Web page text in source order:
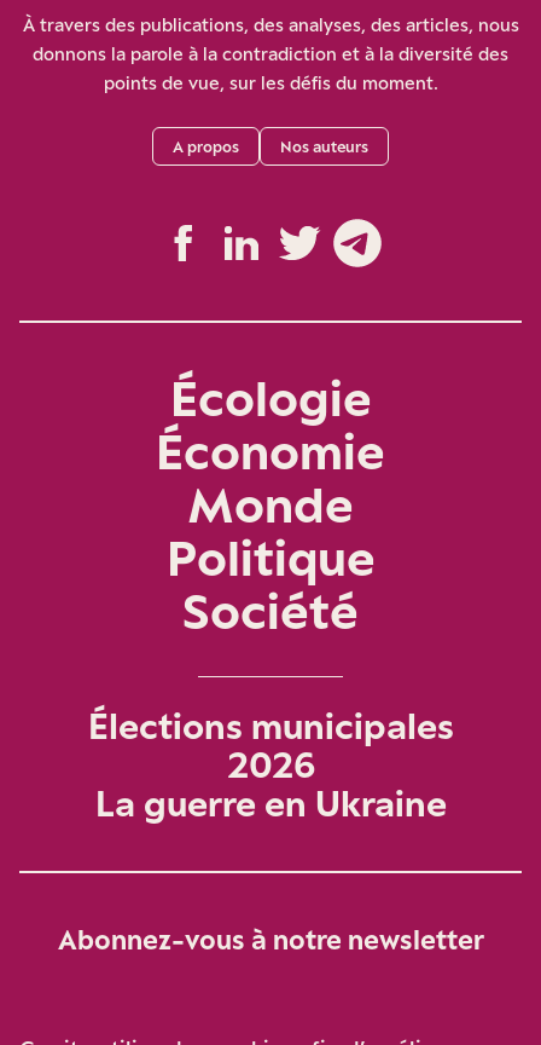
À travers des publications, des analyses, des articles, nous
donnons la parole à la contradiction et à la diversité des
points de vue, sur les défis du moment.
A propos Nos auteurs
Écologie
Économie
Monde
Politique
Société
Élections municipales
2026
La guerre en Ukraine
Abonnez-vous à notre newsletter